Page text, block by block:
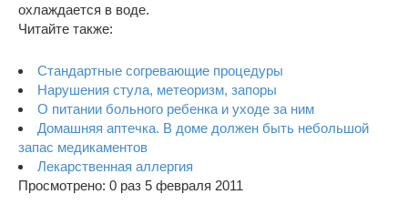
охлаждается в воде.
Читайте также:
Стандартные согревающие процедуры
Нарушения стула, метеоризм, запоры
О питании больного ребенка и уходе за ним
Домашняя аптечка. В доме должен быть небольшой
запас медика­ментов
Лекарственная аллергия
Просмотрено: 0 раз 5 февраля 2011